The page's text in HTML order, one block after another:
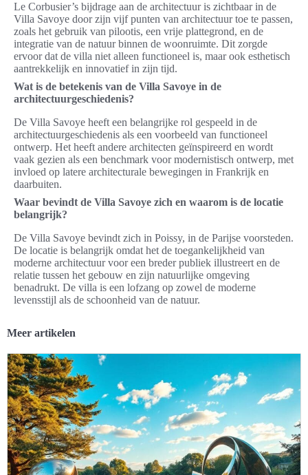
Le Corbusier’s bijdrage aan de architectuur is zichtbaar in de
Villa Savoye door zijn vijf punten van architectuur toe te passen,
zoals het gebruik van pilootis, een vrije plattegrond, en de
integratie van de natuur binnen de woonruimte. Dit zorgde
ervoor dat de villa niet alleen functioneel is, maar ook esthetisch
aantrekkelijk en innovatief in zijn tijd.
Wat is de betekenis van de Villa Savoye in de
architectuurgeschiedenis?
De Villa Savoye heeft een belangrijke rol gespeeld in de
architectuurgeschiedenis als een voorbeeld van functioneel
ontwerp. Het heeft andere architecten geïnspireerd en wordt
vaak gezien als een benchmark voor modernistisch ontwerp, met
invloed op latere architecturale bewegingen in Frankrijk en
daarbuiten.
Waar bevindt de Villa Savoye zich en waarom is de locatie
belangrijk?
De Villa Savoye bevindt zich in Poissy, in de Parijse voorsteden.
De locatie is belangrijk omdat het de toegankelijkheid van
moderne architectuur voor een breder publiek illustreert en de
relatie tussen het gebouw en zijn natuurlijke omgeving
benadrukt. De villa is een lofzang op zowel de moderne
levensstijl als de schoonheid van de natuur.
Meer artikelen